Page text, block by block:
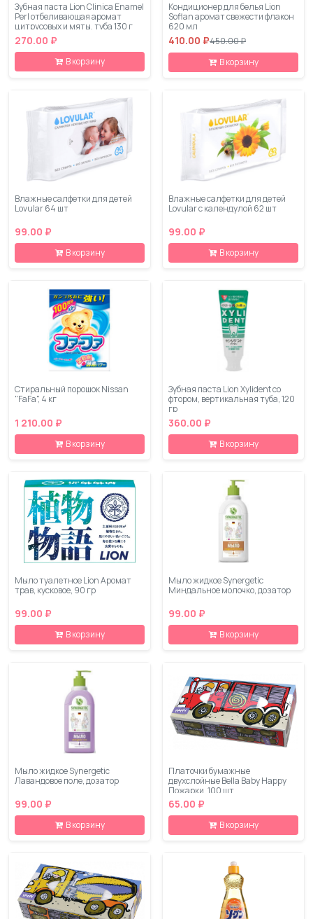
Зубная паста Lion Clinica Enamel
Perl отбеливающая аромат
цитрусовых и мяты, туба 130 г
270.00 ₽
В корзину
Кондиционер для белья Lion
Soflan аромат свежести флакон
620 мл
410.00 ₽450.00 ₽
В корзину
Влажные салфетки для детей
Lovular 64 шт
99.00 ₽
В корзину
Влажные салфетки для детей
Lovular с календулой 62 шт
99.00 ₽
В корзину
Стиральный порошок Nissan
"FaFa", 4 кг
1 210.00 ₽
В корзину
Зубная паста Lion Xylident со
фтором, вертикальная туба, 120
гр
360.00 ₽
В корзину
Мыло туалетное Lion Аромат
трав, кусковое, 90 гр
99.00 ₽
В корзину
Мыло жидкое Synergetic
Миндальное молочко, дозатор
99.00 ₽
В корзину
Мыло жидкое Synergetic
Лавандовое поле, дозатор
99.00 ₽
В корзину
Платочки бумажные
двухслойные Bella Baby Happy
Пожарки, 100 шт
65.00 ₽
В корзину